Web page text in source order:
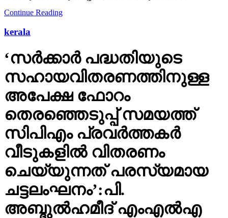
Continue Reading
kerala
‘സര്‍ക്കാര്‍ പദ്ധതിയുടെ
സഹായവിതരണത്തിനുള്ള
അപേക്ഷ ഫോറം
തെരഞ്ഞെടുപ്പ് സമയത്ത്
സിപിഎം പ്രവര്‍ത്തകര്‍
വീടുകളില്‍ വിതരണം
ചെയ്യുന്നത് പരസ്യമായ
ചട്ടലംഘനം’:പി.
അബ്ദുല്‍ഹമീദ് എംഎല്‍എ